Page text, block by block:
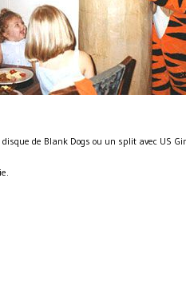
de Blank Dogs ou un split avec US